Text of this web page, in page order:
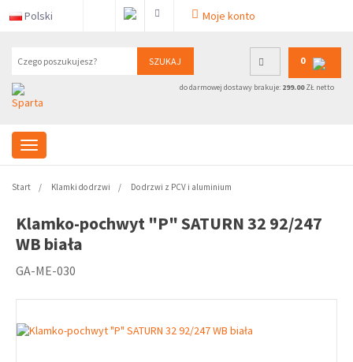
Polski Moje konto
SZUKAJ 0
do darmowej dostawy brakuje: 299.00ZŁ netto
Start Klamki do drzwi Do drzwi z PCV i aluminium
Klamko-pochwyt "P" SATURN 32 92/247
WB biała
GA-ME-030